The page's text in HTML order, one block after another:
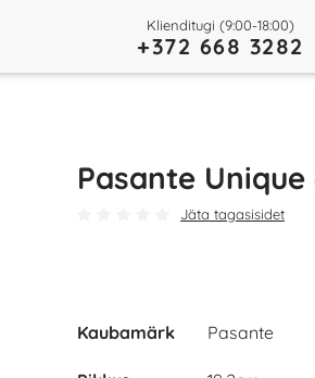
Klienditugi (9:00-18:00)
+372 668 3282
Pasante
Jäta tagasisidet
Kaubamärk Pasante